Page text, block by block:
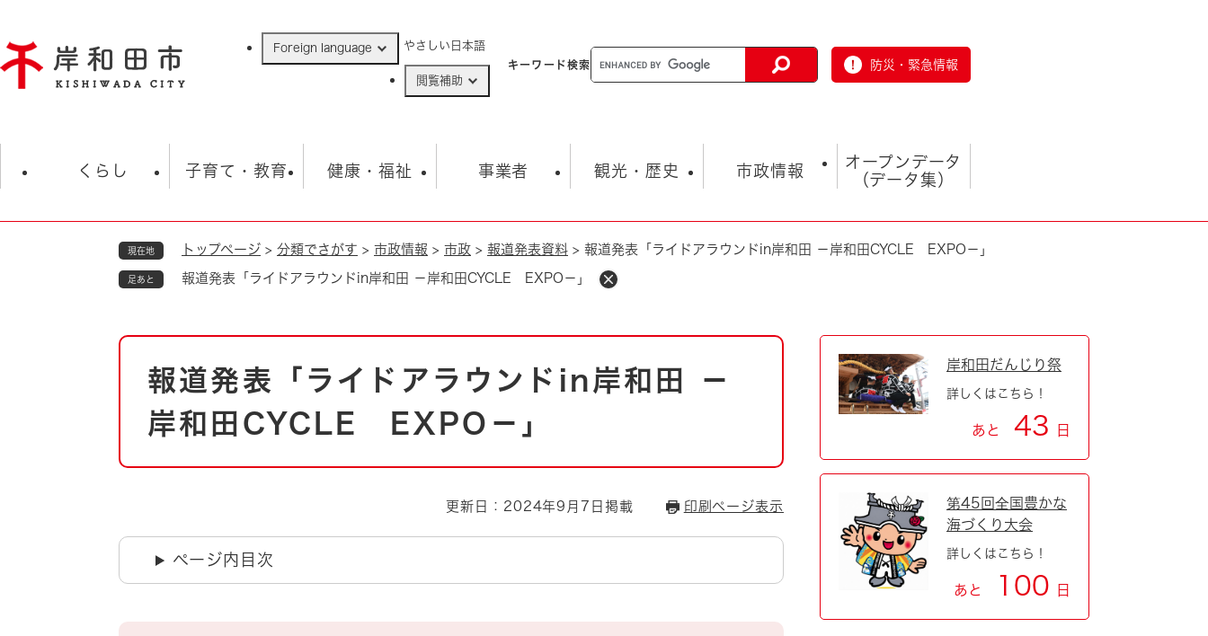
ジ
の
Foreign language やさしい日本語
閲覧補助
キーワード検索 防災・緊急情報
くらし
住民票・戸籍
ごみ・衛生・動物 救急・消防
防災・防犯 上水道・下水道
自然・環境・公園 住宅
引っ越し
道路・河川・交通
子育て・教育
学校 子育て
健康・福祉
福祉・健康・生活 生涯学習・スポーツ
事業者
入札・契約情報 まちづくり・協働
環境 福祉・介護
観光・歴史
観光 観光スポット
とじる
市政情報
市の概要 総合計画
市政 職員採用情報
市役所・施設の案内
オープンデータ
（データ集）
オープンデータ
現在地 トップページ > 分類でさがす > 市政情報 > 市政 > 報道発表資料 > 報道発表「ライドアラウンドin岸和田 －岸和田CYCLE EXPO－」
足あと 報道発表「ライドアラウンドin岸和田 －岸和田CYCLE EXPO－」
本
報道発表「ライドアラウンドin岸和田 －
岸和田CYCLE EXPO－」
更新日：2024年9月7日掲載 印刷ページ表示
ページ内目次
岸和田だんじり祭
詳しくはこちら！
あと 43 日
第45回全国豊かな
海づくり大会
詳しくはこちら！
あと 100 日